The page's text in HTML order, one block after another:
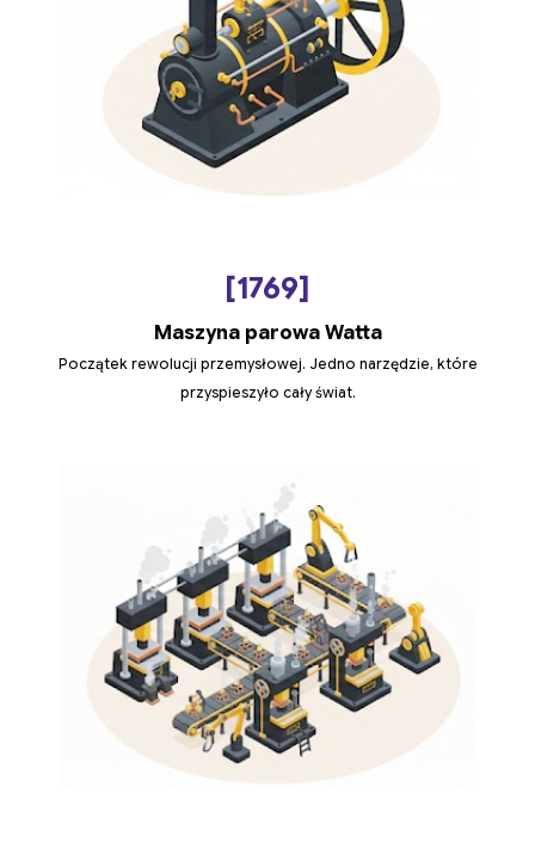
[1769]
Maszyna parowa Watta
Początek rewolucji przemysłowej. Jedno narzędzie, które
przyspieszyło cały świat.